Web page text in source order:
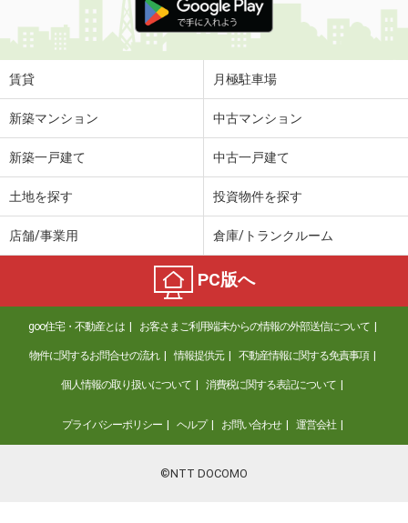
賃貸 月極駐車場
新築マンション 中古マンション
新築一戸建て 中古一戸建て
土地を探す 投資物件を探す
店舗/事業用 倉庫/トランクルーム
PC版へ
goo住宅・不動産とは お客さまご利用端末からの情報の外部送信について
物件に関するお問合せの流れ 情報提供元 不動産情報に関する免責事項
個人情報の取り扱いについて 消費税に関する表記について
プライバシーポリシー ヘルプ お問い合わせ 運営会社
©NTT DOCOMO